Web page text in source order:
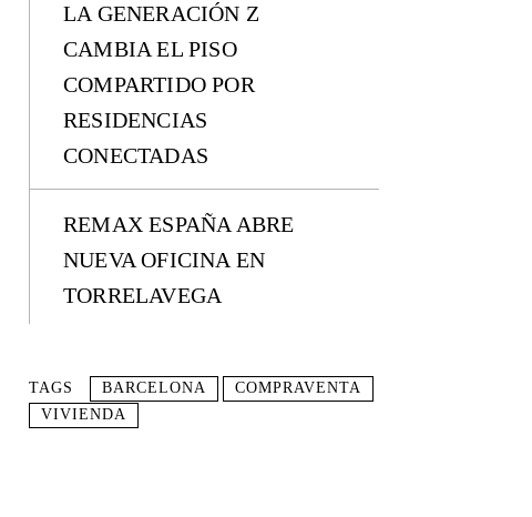
LA GENERACIÓN Z
CAMBIA EL PISO
COMPARTIDO POR
RESIDENCIAS
CONECTADAS
REMAX ESPAÑA ABRE
NUEVA OFICINA EN
TORRELAVEGA
TAGS BARCELONA
COMPRAVENTA
VIVIENDA